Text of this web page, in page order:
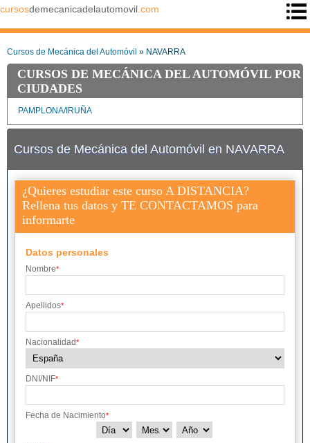
cursosdemecanicadelautomovil .com
Cursos de Mecánica del Automóvil » NAVARRA
CURSOS DE MECÁNICA DEL AUTOMÓVIL POR
CIUDADES
PAMPLONA/IRUÑA
Cursos de Mecánica del Automóvil en NAVARRA
¿Quieres estudiar este curso A DISTANCIA?
Rellena tus datos y TE CONTACTAMOS para
informarte
Datos personales
Nombre*
Apellidos*
Nacionalidad*
DNI/NIF*
Fecha de Nacimiento*